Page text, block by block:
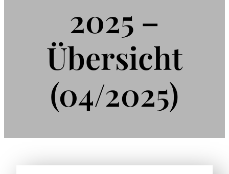
2025 –
Übersicht
(04/2025)